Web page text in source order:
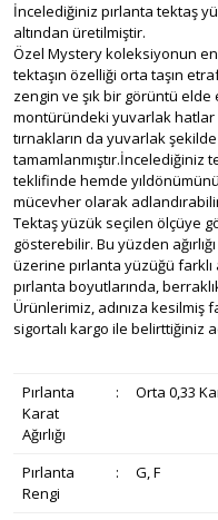
İncelediğiniz pırlanta tektaş
altından üretilmiştir.
Özel Mystery koleksiyonun en
tektaşın özelliği orta taşın
zengin ve şık bir görüntü
montüründeki yuvarlak hatlar
tırnakların da yuvarlak
tamamlanmıştır.İncelediğiniz
teklifinde hemde
mücevher olarak
Tektaş yüzük seçilen ölçüye
gösterebilir. Bu yüzden
üzerine pırlanta yüzüğü
pırlanta boyutlarında,
Ürünlerimiz, adınıza kesilmiş
sigortalı kargo ile belirttiğiniz
Pırlanta
Karat
Ağırlığı
: Orta 0,33
Pırlanta
Rengi
: G, F